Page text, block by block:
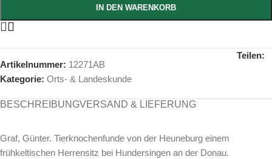
IN DEN WARENKORB
Artikelnummer: 12271AB
Kategorie: Orts- & Landeskunde
Teilen:
BESCHREIBUNGVERSAND & LIEFERUNG
Graf, Günter. Tierknochenfunde von der Heuneburg einem
frühkeltischen Herrensitz bei Hundersingen an der Donau.